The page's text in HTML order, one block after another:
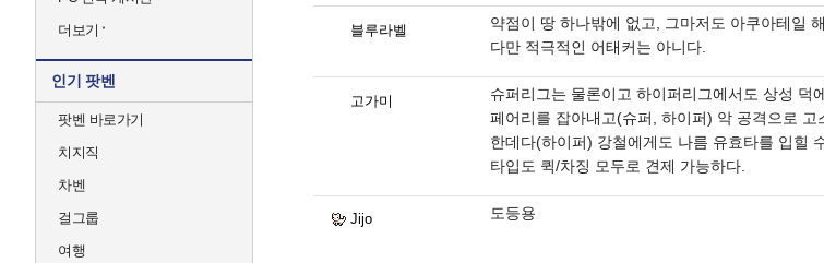
더보기
인기 팟벤
팟벤 바로가기
치지직
차벤
걸그룹
여행
블루라벨
약점이 땅 하나밖에 없고, 그마저도 아쿠아테일
다만 적극적인 어태커는 아니다.
고가미
슈퍼리그는 물론이고 하이퍼리그에서도 상성 덕
페어리를 잡아내고(슈퍼, 하이퍼) 악 공격으로 고
한데다(하이퍼) 강철에게도 나름 유효타를 입힐
타입도 퀵/차징 모두로 견제 가능하다.
Jijo 도등용